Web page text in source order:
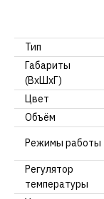
Тип
Габариты
(ВхШхГ)
Цвет
Объём
Режимы работы
Регулятор
температуры